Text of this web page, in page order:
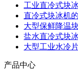
工业直冷式块
直冷式块冰机
大型保鲜降温
盐水直冷式块
大型工业水冷
产品中心